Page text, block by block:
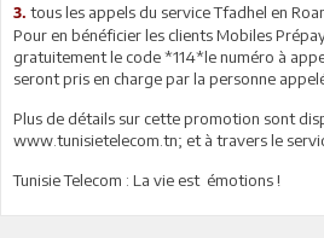
3. tous les appels du service Tfadhel en
Pour en bénéficier les clients Mobiles
gratuitement le code *114*le numéro à
seront pris en charge par la personne
Plus de détails sur cette promotion sont
www.tunisietelecom.tn; et à travers le
Tunisie Telecom : La vie est émotions !